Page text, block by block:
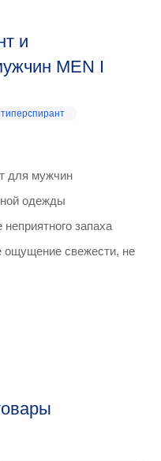
и
MEN I
для мужчин
одежды
запаха
ощущение свежести, не